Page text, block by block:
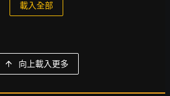
載入全部
向上載入更多